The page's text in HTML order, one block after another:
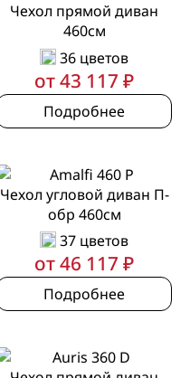
Чехол прямой диван
460см
36 цветов
от 43 117 ₽
Подробнее
Чехол угловой диван П-
обр 460см
37 цветов
от 46 117 ₽
Подробнее